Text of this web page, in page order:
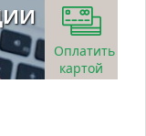
Оплатить
картой